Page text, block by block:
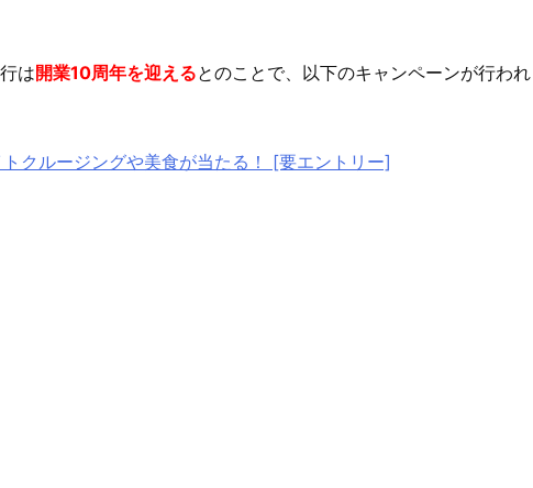
は開業10周年を迎えるとのことで、以下のキャンペーンが行われ
クルージングや美食が当たる！ [要エントリー]